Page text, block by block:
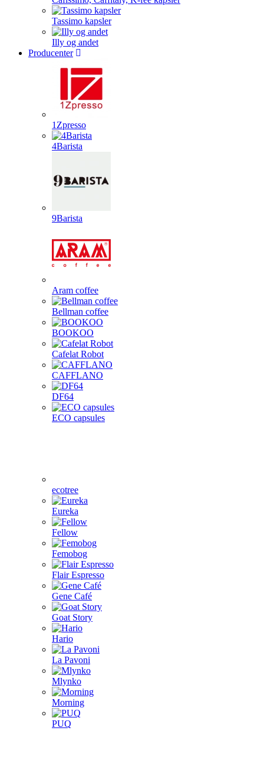
Tassimo kapsler
Illy og andet
Producenter
1Zpresso
4Barista
9Barista
Aram coffee
Bellman coffee
BOOKOO
Cafelat Robot
CAFFLANO
DF64
ECO capsules
ecotree
Eureka
Fellow
Femobog
Flair Espresso
Gene Café
Goat Story
Hario
La Pavoni
Mlynko
Morning
PUQ